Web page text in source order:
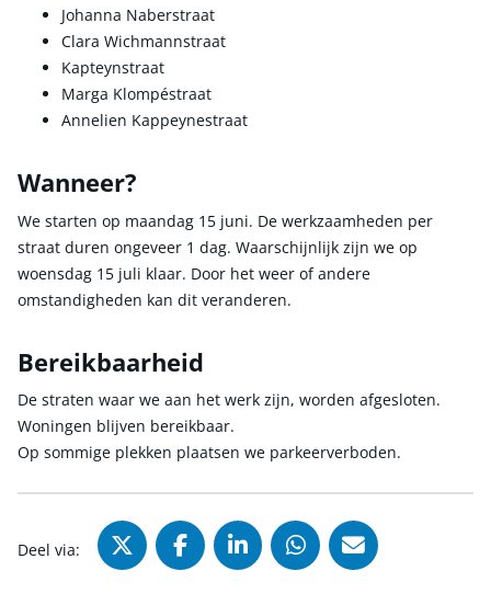
Johanna Naberstraat
Clara Wichmannstraat
Kapteynstraat
Marga Klompéstraat
Annelien Kappeynestraat
Wanneer?
We starten op maandag 15 juni. De werkzaamheden per
straat duren ongeveer 1 dag. Waarschijnlijk zijn we op
woensdag 15 juli klaar. Door het weer of andere
omstandigheden kan dit veranderen.
Bereikbaarheid
De straten waar we aan het werk zijn, worden afgesloten.
Woningen blijven bereikbaar.
Op sommige plekken plaatsen we parkeerverboden.
Deel via: Deel via X (Twitter), opent in
Deel via Facebook, opent
Deel via LinkedIn,
Deel viaDeel via